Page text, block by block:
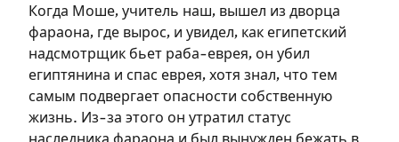
Когда Моше, учитель наш, вышел из дворца
фараона, где вырос, и увидел, как египетский
надсмотрщик бьет раба-еврея, он убил
египтянина и спас еврея, хотя знал, что тем
самым подвергает опасности собственную
жизнь. Из-за этого он утратил статус
Зарегистрироваться